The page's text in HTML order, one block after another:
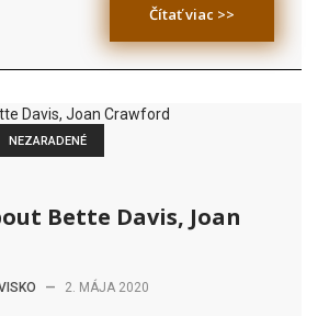
Čítať viac >>
NEZARADENÉ
Bette Davis, Joan
— 2. MÁJA 2020